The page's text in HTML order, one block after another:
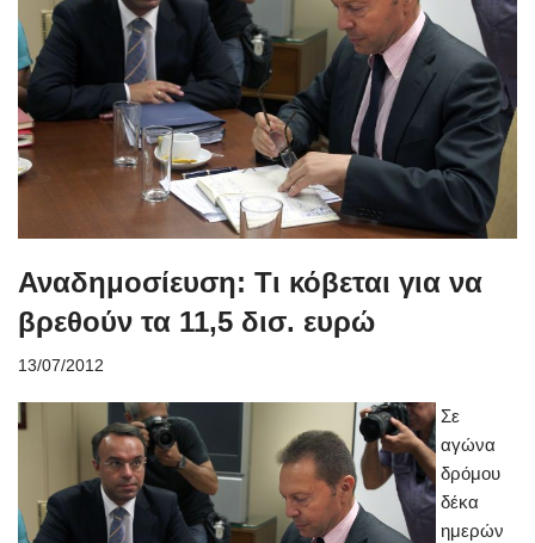
Αναδημοσίευση: Τι κόβεται για να
βρεθούν τα 11,5 δισ. ευρώ
13/07/2012
Σε
αγώνα
δρόμου
δέκα
ημερών